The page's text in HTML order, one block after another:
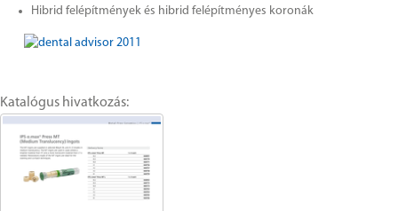
Hibrid felépítmények és hibrid felépítményes koronák
Katalógus hivatkozás: